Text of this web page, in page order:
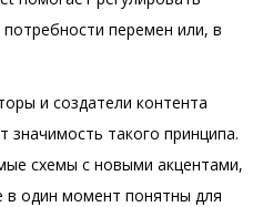
перемен или, в
и создатели контента
значимость такого принципа.
схемы с новыми акцентами,
в один момент понятны для